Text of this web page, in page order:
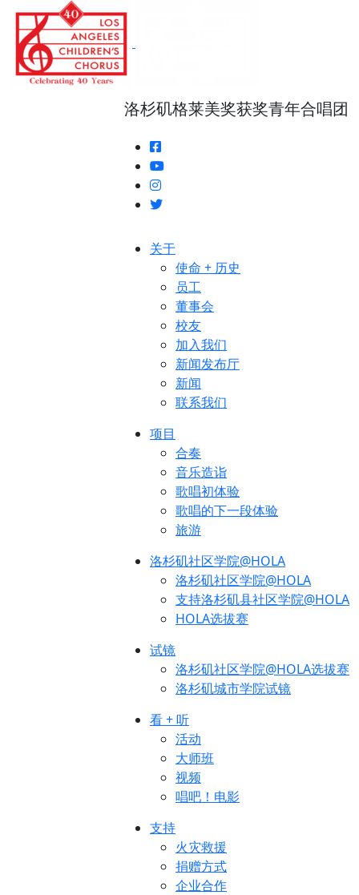
洛杉矶格莱美奖获奖青年合唱团
关于
使命 + 历史
员工
董事会
校友
加入我们
新闻发布厅
新闻
联系我们
项目
合奏
音乐造诣
歌唱初体验
歌唱的下一段体验
旅游
洛杉矶社区学院@HOLA
洛杉矶社区学院@HOLA
支持洛杉矶县社区学院@HOLA
HOLA选拔赛
试镜
洛杉矶社区学院@HOLA选拔赛
洛杉矶城市学院试镜
看 + 听
活动
大师班
视频
唱吧！电影
支持
火灾救援
捐赠方式
企业合作